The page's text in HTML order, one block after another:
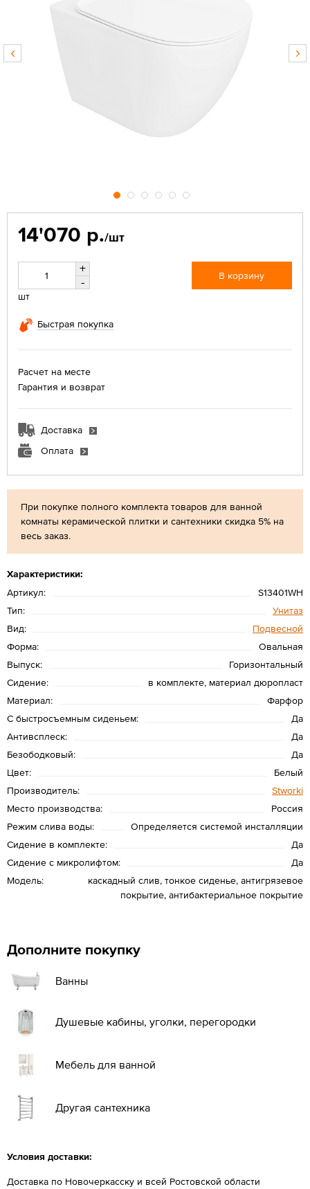
При покупке полного комплекта товаров для ванной
комнаты керамической плитки и сантехники скидка 5% на
весь заказ.
Характеристики:
Артикул:
S13401WH
Тип:
Унитаз
Вид:
Подвесной
Форма:
Овальная
Выпуск:
Горизонтальный
Сидение:
в комплекте, материал дюропласт
Материал:
Фарфор
С быстросъемным сиденьем:
Да
Антивсплеск:
Да
Безободковый:
Да
Цвет:
Белый
Производитель:
Stworki
Место производства:
Россия
Режим слива воды:
Определяется системой инсталляции
Сидение в комплекте:
Да
Сидение с микролифтом:
Да
Модель:
каскадный слив, тонкое сиденье, антигрязевое
покрытие, антибактериальное покрытие
14'070 р./шт
+
-
шт
В корзину
Быстрая покупка
Расчет на месте
Гарантия и возврат
Доставка
Оплата
Дополните покупку
Ванны
Душевые кабины, уголки, перегородки
Мебель для ванной
Другая сантехника
Условия доставки:
Доставка по Новочеркасску и всей Ростовской области